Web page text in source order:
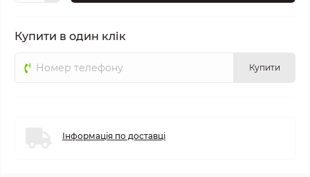
Купити в один клік
Купити
Інформація по доставці